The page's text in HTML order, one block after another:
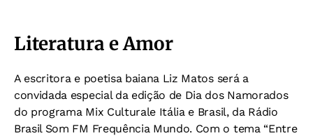
Literatura e Amor
A escritora e poetisa baiana Liz Matos será a
convidada especial da edição de Dia dos Namorados
do programa Mix Culturale Itália e Brasil, da Rádio
Brasil Som FM Frequência Mundo. Com o tema “Entre